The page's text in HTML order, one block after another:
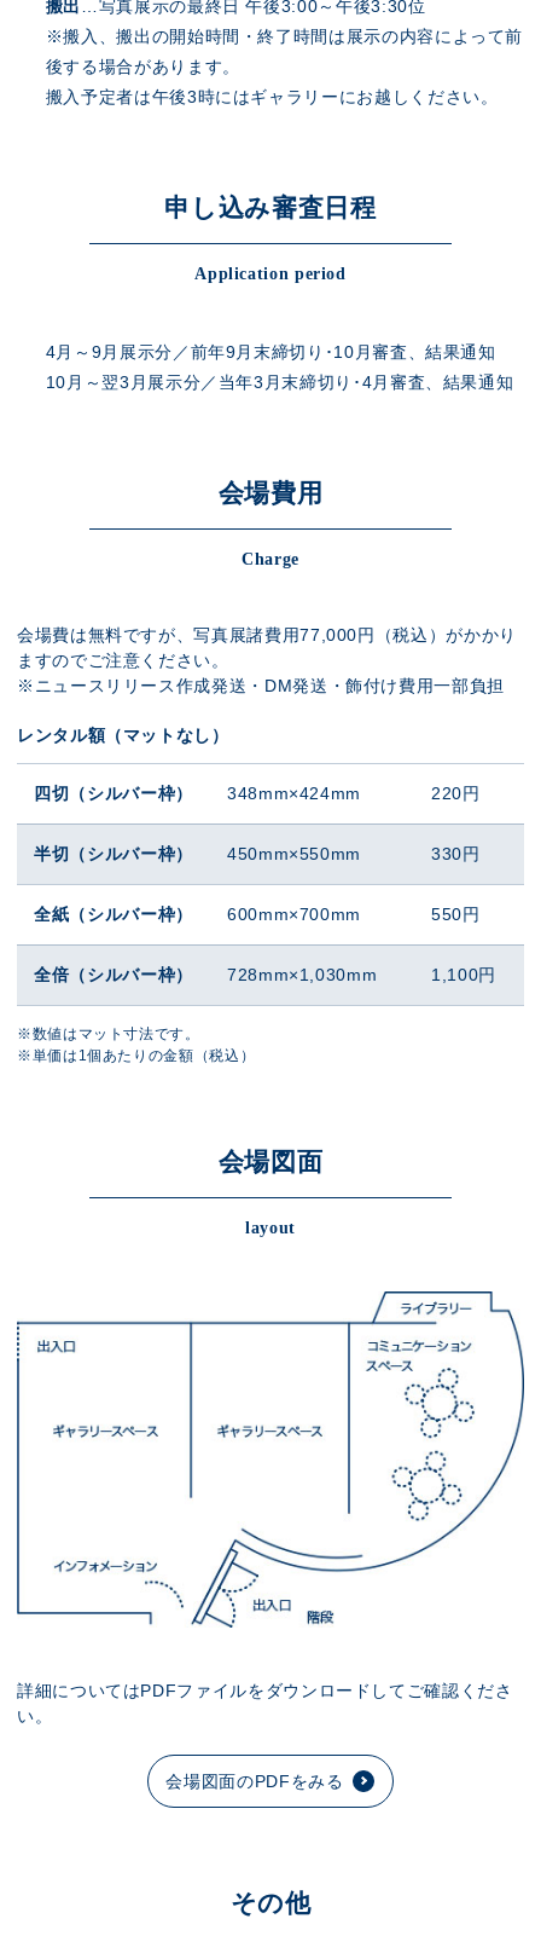
搬出
…写真展示の最終日 午後3:00～午後3:30位
※搬入、搬出の開始時間・終了時間は展示の内容によって前
後する場合があります。
搬入予定者は午後3時にはギャラリーにお越しください。
申し込み審査日程
Application period
4月～9月展示分／前年9月末締切り･10月審査、結果通知
10月～翌3月展示分／当年3月末締切り･4月審査、結果通知
会場費用
Charge
会場費は無料ですが、写真展諸費用77,000円（税込）がかかり
ますのでご注意ください。
※ニュースリリース作成発送・DM発送・飾付け費用一部負担
レンタル額（マットなし）
四切（シルバー枠） 348mm×424mm 220円
半切（シルバー枠） 450mm×550mm 330円
全紙（シルバー枠） 600mm×700mm 550円
全倍（シルバー枠） 728mm×1,030mm 1,100円
※数値はマット寸法です。
※単価は1個あたりの金額（税込）
会場図面
layout
詳細についてはPDFファイルをダウンロードしてご確認くださ
い。
会場図面のPDFをみる
その他